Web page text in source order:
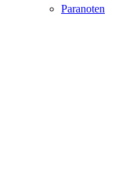
Paranoten